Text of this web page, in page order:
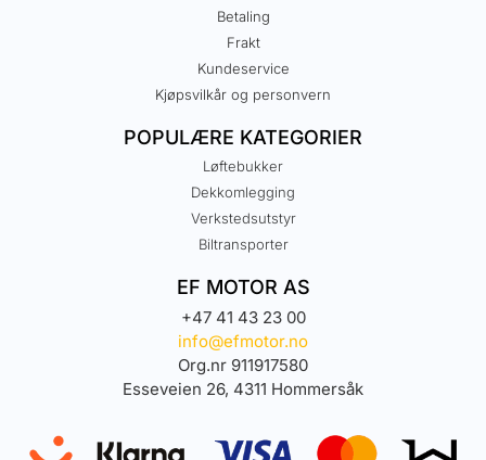
Betaling
Frakt
Kundeservice
Kjøpsvilkår og personvern
POPULÆRE KATEGORIER
Løftebukker
Dekkomlegging
Verkstedsutstyr
Biltransporter
EF MOTOR AS
+47 41 43 23 00
info@efmotor.no
Org.nr 911917580
Esseveien 26, 4311 Hommersåk